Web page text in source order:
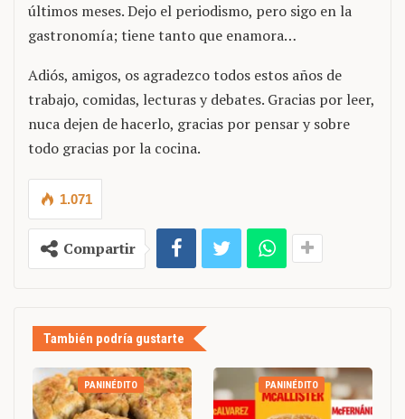
últimos meses. Dejo el periodismo, pero sigo en la
gastronomía; tiene tanto que enamora…
Adiós, amigos, os agradezco todos estos años de
trabajo, comidas, lecturas y debates. Gracias por leer,
nuca dejen de hacerlo, gracias por pensar y sobre
todo gracias por la cocina.
1.071
Compartir
También podría gustarte
PANINÉDITO PANINÉDITO